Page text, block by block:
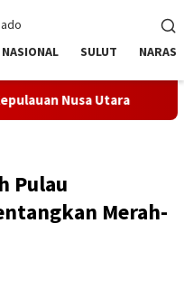
NASIONAL SULUT NARASI
PLN Manado
Pulau
Merah-